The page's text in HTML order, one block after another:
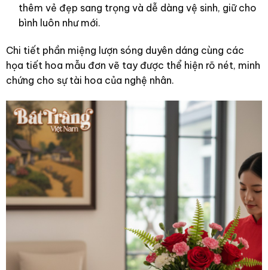
thêm vẻ đẹp sang trọng và dễ dàng vệ sinh, giữ cho
bình luôn như mới.
Chi tiết phần miệng lượn sóng duyên dáng cùng các
họa tiết hoa mẫu đơn vẽ tay được thể hiện rõ nét, minh
chứng cho sự tài hoa của nghệ nhân.